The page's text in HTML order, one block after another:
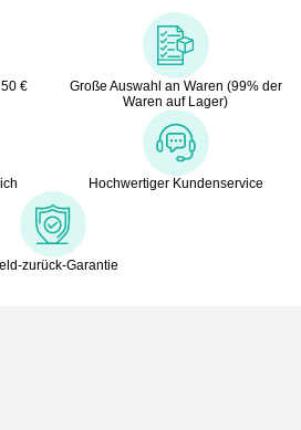
€
Große Auswahl an Waren (99% der
Waren auf Lager)
Hochwertiger Kundenservice
zurück-Garantie